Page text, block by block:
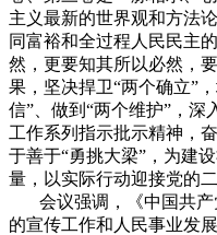
主义最新的世界观和方法
同富裕和全过程人民民主
然，更要知其所以必然，
果，坚决捍卫“两个确立”
信”、做到“两个维护”，
工作系列指示批示精神，
于善于“勇挑大梁”，为建
量，以实际行动迎接党的
会议强调，《中国共产
的宣传工作和人民事业发